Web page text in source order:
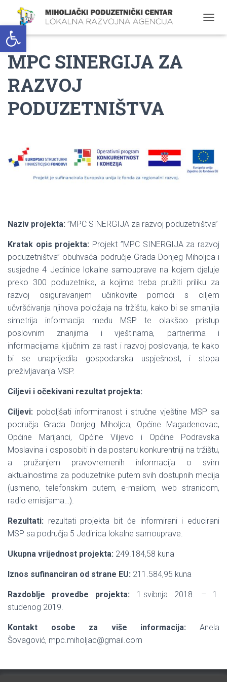
Open toolbar
O
I
O
N
MPC SINERGIJA ZA
RAZVOJ
PODUZETNIŠTVA
Naziv projekta: ”MPC SINERGIJA za razvoj poduzetništva”
Kratak opis projekta: Projekt ”MPC SINERGIJA za razvoj
poduzetništva” obuhvaća područje Grada Donjeg Miholjca i
susjedne 4 Jedinice lokalne samouprave na kojem djeluje
preko 300 poduzetnika, a kojima treba pružiti priliku za
razvoj osiguravanjem učinkovite pomoći s ciljem
učvršćivanja njihova položaja na tržištu, kako bi se smanjila
simetrija informacija među MSP te olakšao pristup
poslovnim znanjima i vještinama, partnerima i
informacijama ključnim za rast i razvoj poslovanja, te kako
bi se unaprijedila gospodarska uspješnost, i stopa
preživljavanja MSP.
Ciljevi i očekivani rezultat projekta:
Ciljevi: poboljšati informiranost i stručne vještine MSP sa
područja Grada Donjeg Miholjca, Općine Magadenovac,
Općine Marijanci, Općine Viljevo i Općine Podravska
Moslavina i osposobiti ih da postanu konkurentniji na tržištu,
a pružanjem pravovremenih informacija o svim
aktualnostima za poduzetnike putem svih dostupnih medija
(usmeno, telefonskim putem, e-mailom, web stranicom,
radio emisijama…).
Rezultati: rezultati projekta bit će informirani i educirani
MSP sa područja 5 Jedinica lokalne samouprave.
Ukupna vrijednost projekta: 249.184,58 kuna
Iznos sufinanciran od strane EU: 211.584,95 kuna
Razdoblje provedbe projekta: 1.svibnja 2018. – 1.
studenog 2019.
Kontakt osobe za više informacija: Anela
Šovagović, mpc.miholjac@gmail.com